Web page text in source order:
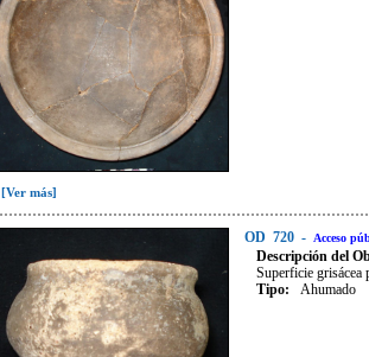
[Ver más]
OD 720 - Acceso
Descripción del
Superficie grisácea
Tipo: Ahumado